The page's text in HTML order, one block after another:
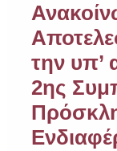
την υπ’
2ης